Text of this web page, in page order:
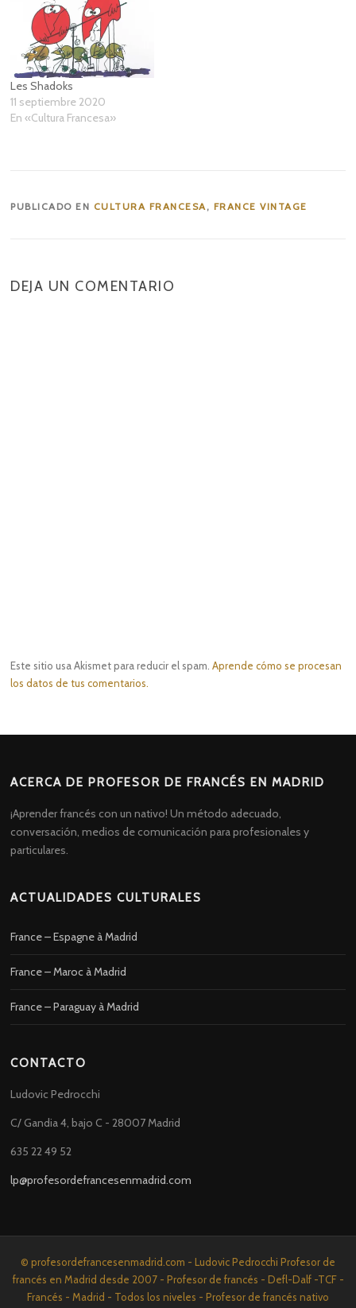
Les Shadoks
11 septiembre 2020
En «Cultura Francesa»
PUBLICADO EN CULTURA FRANCESA, FRANCE VINTAGE
DEJA UN COMENTARIO
Este sitio usa Akismet para reducir el spam.Aprende cómo se procesan
los datos de tus comentarios.
ACERCA DE PROFESOR DE FRANCÉS EN MADRID
¡Aprender francés con un nativo! Un método adecuado,
conversación, medios de comunicación para profesionales y
particulares.
ACTUALIDADES CULTURALES
France – Espagne à Madrid
France – Maroc à Madrid
France – Paraguay à Madrid
CONTACTO
Ludovic Pedrocchi
C/ Gandia 4, bajo C - 28007 Madrid
635 22 49 52
lp@profesordefrancesenmadrid.com
© profesordefrancesenmadrid.com - Ludovic Pedrocchi Profesor de
francés en Madrid desde 2007 - Profesor de francés - Defl-Dalf -TCF -
Francés - Madrid - Todos los niveles - Profesor de francés nativo